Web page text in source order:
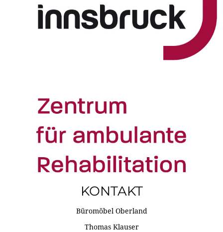
KONTAKT
Büromöbel Oberland
Thomas Klauser